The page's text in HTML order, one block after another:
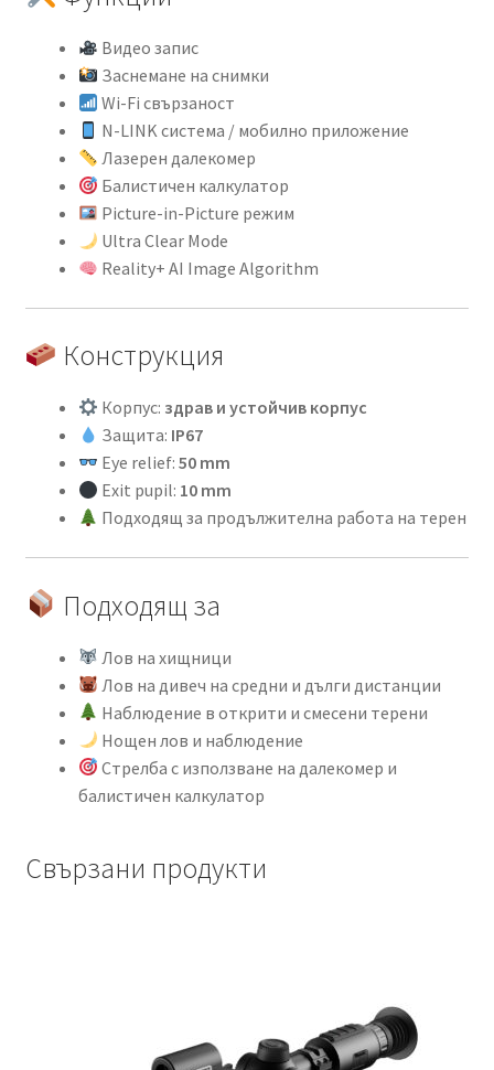
Видео запис
Заснемане на снимки
Wi-Fi свързаност
N-LINK система / мобилно приложение
Лазерен далекомер
Балистичен калкулатор
Picture-in-Picture режим
Ultra Clear Mode
Reality+ AI Image Algorithm
Конструкция
Корпус: здрав и устойчив корпус
Защита: IP67
Eye relief: 50 mm
Exit pupil: 10 mm
Подходящ за продължителна работа на терен
Подходящ за
Лов на хищници
Лов на дивеч на средни и дълги дистанции
Наблюдение в открити и смесени терени
Нощен лов и наблюдение
Стрелба с използване на далекомер и
балистичен калкулатор
Свързани продукти